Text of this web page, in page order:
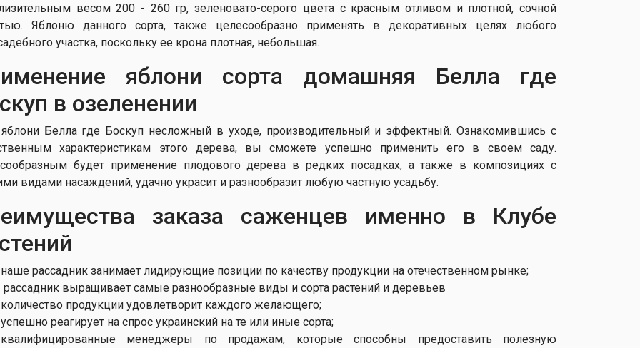
весом 200 - 260 гр, зеленовато-серого цвета с красным отливом и плотной, сочной
Яблоню данного сорта, также целесообразно применять в декоративных целях любого
участка, поскольку ее крона плотная, небольшая.
яблони сорта домашняя Белла где
в озеленении
Белла где Боскуп несложный в уходе, производительный и эффектный. Ознакомившись с
характеристикам этого дерева, вы сможете успешно применить его в своем саду.
будет применение плодового дерева в редких посадках, а также в композициях с
видами насаждений, удачно украсит и разнообразит любую частную усадьбу.
заказа саженцев именно в Клубе
наше рассадник занимает лидирующие позиции по качеству продукции на отечественном рынке;
рассадник выращивает самые разнообразные виды и сорта растений и деревьев
количество продукции удовлетворит каждого желающего;
успешно реагирует на спрос украинский на те или иные сорта;
квалифицированные менеджеры по продажам, которые способны предоставить полезную